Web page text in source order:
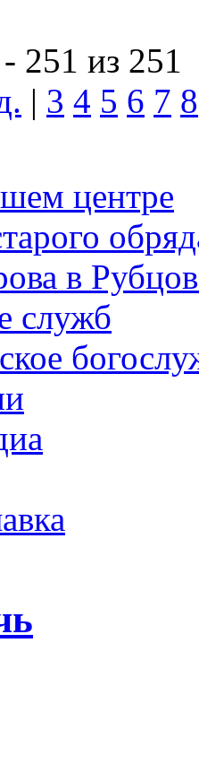
251 из 251
| 3 4 5 6 7 8
центре
в
служб